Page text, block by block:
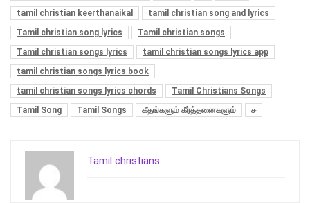
tamil christian keerthanaikal
tamil christian song and lyrics
Tamil christian song lyrics
Tamil christian songs
Tamil christian songs lyrics
tamil christian songs lyrics app
tamil christian songs lyrics book
tamil christian songs lyrics chords
Tamil Christians Songs
Tamil Song
Tamil Songs கீதங்களும் கீர்த்தனைகளும் ச
Tamil christians